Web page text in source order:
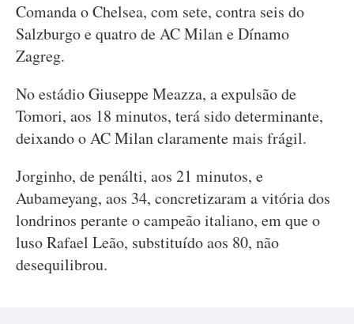
Comanda o Chelsea, com sete, contra seis do
Salzburgo e quatro de AC Milan e Dínamo
Zagreg.
No estádio Giuseppe Meazza, a expulsão de
Tomori, aos 18 minutos, terá sido determinante,
deixando o AC Milan claramente mais frágil.
Jorginho, de penálti, aos 21 minutos, e
Aubameyang, aos 34, concretizaram a vitória dos
londrinos perante o campeão italiano, em que o
luso Rafael Leão, substituído aos 80, não
desequilibrou.